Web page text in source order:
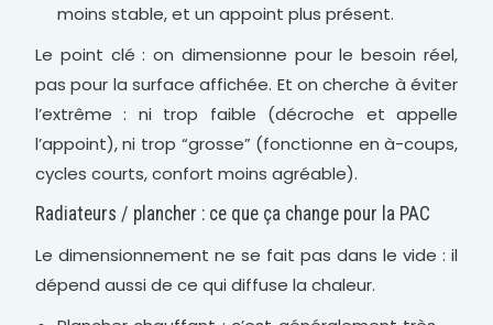
moins stable, et un appoint plus présent.
Le point clé : on dimensionne pour le besoin réel,
pas pour la surface affichée. Et on cherche à éviter
l’extrême : ni trop faible (décroche et appelle
l’appoint), ni trop “grosse” (fonctionne en à-coups,
cycles courts, confort moins agréable).
Radiateurs / plancher : ce que ça change pour la PAC
Le dimensionnement ne se fait pas dans le vide : il
dépend aussi de ce qui diffuse la chaleur.